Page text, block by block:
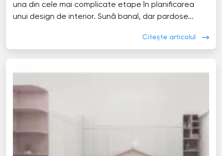
una din cele mai complicate etape în planificarea
unui design de interior. Sună banal, dar pardose...
Citește articolul